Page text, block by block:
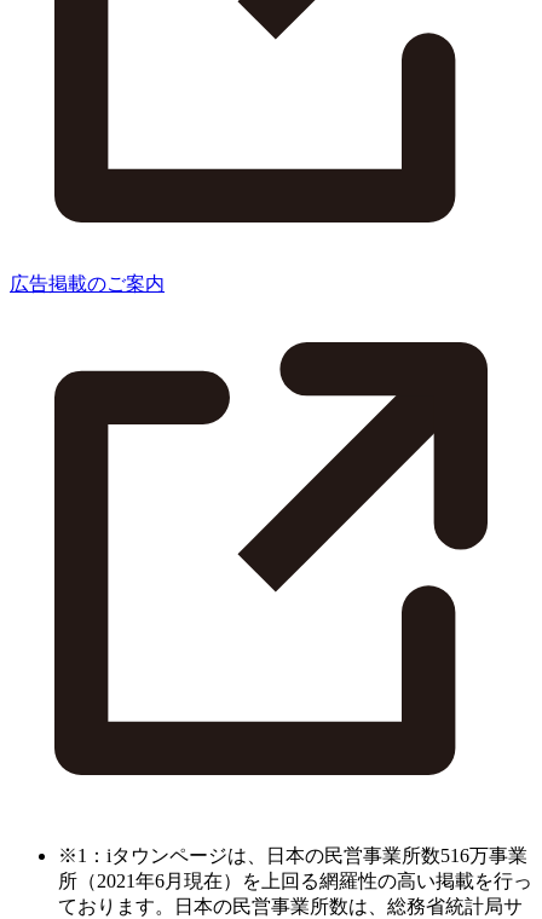
広告掲載のご案内
※1：iタウンページは、日本の民営事業所数516万事業
所（2021年6月現在）を上回る網羅性の高い掲載を行っ
ております。日本の民営事業所数は、総務省統計局サ